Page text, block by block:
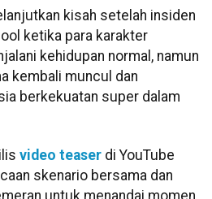
kisah setelah insiden
ketika para karakter
kehidupan normal, namun
kembali muncul dan
berkekuatan super dalam
video teaser di YouTube
skenario bersama dan